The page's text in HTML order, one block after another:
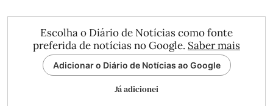
Escolha o Diário de Notícias como fonte
preferida de notícias no Google. Saber mais
Adicionar o Diário de Notícias ao Google
Já adicionei